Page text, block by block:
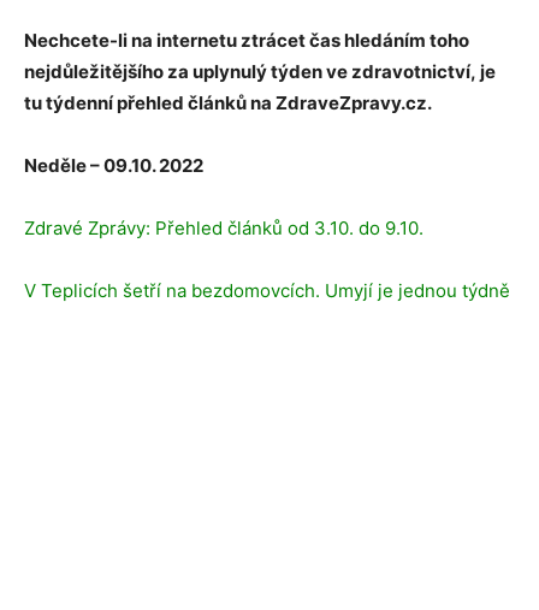
Nechcete-li na internetu ztrácet čas hledáním toho
nejdůležitějšího za uplynulý týden ve zdravotnictví, je
tutýdenní přehled článků na ZdraveZpravy.cz.
Neděle – 09.10. 2022
Zdravé Zprávy: Přehled článků od 3.10. do 9.10.
V Teplicích šetří na bezdomovcích. Umyjí je jednou týdně